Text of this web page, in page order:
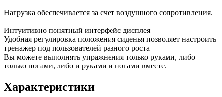
Нагрузка обеспечивается за счет воздушного сопротивления.
Интуитивно понятный интерфейс дисплея
Удобная регулировка положения сиденья позволяет настроить
тренажер под пользователей разного роста
Вы можете выполнять упражнения только руками, либо
только ногами, либо и руками и ногами вместе.
Характеристики